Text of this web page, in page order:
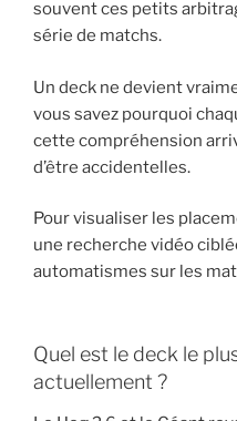
souvent ces petits
série de matchs.
Un deck ne devient
vous savez pourquoi
cette compréhension
d’être accidentelles.
Pour visualiser les
une recherche vidéo
automatismes sur les
Quel est le deck le
actuellement ?